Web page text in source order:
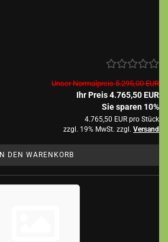
Unser Normalpreis 5.295,00 EUR
Ihr Preis 4.765,50 EUR
Sie sparen 10%
4.765,50 EUR pro Stück
zzgl. 19% MwSt. zzgl. Versand
IN DEN WARENKORB